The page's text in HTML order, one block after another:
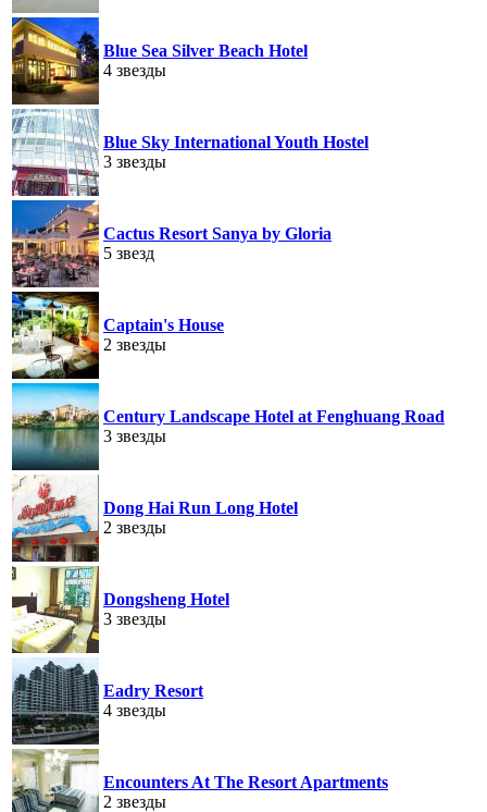
Blue Sea Silver Beach Hotel
4 звезды
Blue Sky International Youth Hostel
3 звезды
Cactus Resort Sanya by Gloria
5 звезд
Captain's House
2 звезды
Century Landscape Hotel at Fenghuang Road
3 звезды
Dong Hai Run Long Hotel
2 звезды
Dongsheng Hotel
3 звезды
Eadry Resort
4 звезды
Encounters At The Resort Apartments
2 звезды